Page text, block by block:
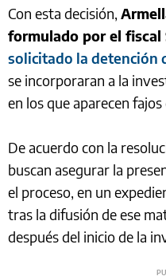
Con esta decisión,
formulado por el fiscal
solicitado la detención
se incorporaran a la
en los que aparecen fajos
De acuerdo con la
buscan asegurar la
el proceso, en un
tras la difusión de ese
después del inicio de la